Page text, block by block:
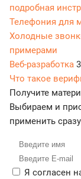
подробная
Телефония для
Холодные
примерами
Веб-разработка
Что такое
Получите
Выбираем и
применить сразу
Я согласен